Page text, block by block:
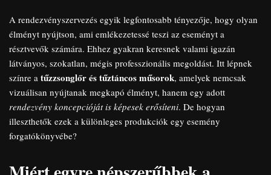
A rendezvényszervezés egyik legfontosabb tényezője, hogy olyan
élményt nyújtson, ami emlékezetessé teszi az eseményt a
résztvevők számára. Ehhez gyakran keresnek valami igazán
látványos, szokatlan, mégis professzionális megoldást. Itt lépnek
színre a tűzzsonglőr és tűztáncos műsorok, amelyek nemcsak
vizuálisan nyújtanak megkapó élményt, hanem egy adott
rendezvény koncepcióját is képesek erősíteni. De hogyan
illeszthetők ezek a különleges produkciók egy esemény
forgatókönyvébe?